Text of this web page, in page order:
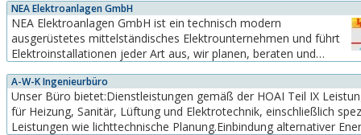
Aufputzgehäuse, Unterflursysteme, Schalterprogramm,
Steckdosen, Dateneinsätze, Kabel, Kabeltraganlagen etc. Mit
der...
NEA Elektroanlagen GmbH
NEA Elektroanlagen GmbH ist ein technisch modern
ausgerüstetes mittelständisches Elektrounternehmen und führt
Elektroinstallationen jeder Art aus, wir planen, beraten und
Gebäudetechnik.
A-W-K Ingenieurbüro
Unser Büro bietet:Dienstleistungen gemäß der HOAI Teil IX
für Heizung, Sanitär, Lüftung und Elektrotechnik, einschließlich spezieller
Leistungen wie lichttechnische Planung.Einbindung alternativer